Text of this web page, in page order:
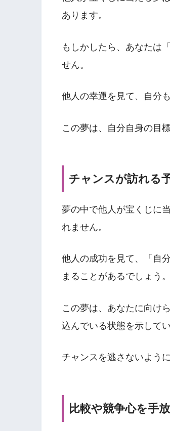
あります。
もしかしたら、あなたは
せん。
他人の幸運を見て、自分
この夢は、自分自身の目
チャンスが訪れる
夢の中で他人が宝くじに
れません。
他人の成功を見て、「自
まることがあるでしょう。
この夢は、あなたに向け
込んでいる状態を示してい
チャンスを逃さないよう
比較や競争心を手